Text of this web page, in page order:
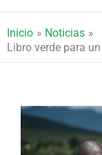
Inicio
Noticias
Libro verde para